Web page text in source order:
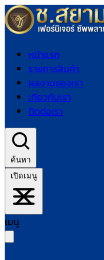
หน้าแรก
รายการสินค้า
ผลงานของเรา
เกี่ยวกับเรา
ติดต่อเรา
ค้นหา
เปิดเมนู
เมนู